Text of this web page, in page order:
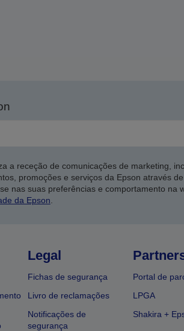
a receção de comunicações de marketing,
promoções e serviços da Epson através
nas suas preferências e comportamento na
da Epson
Legal
Fichas de segurança
Livro de reclamações
Notificações de
segurança
Portal de
LPGA
Shakira +